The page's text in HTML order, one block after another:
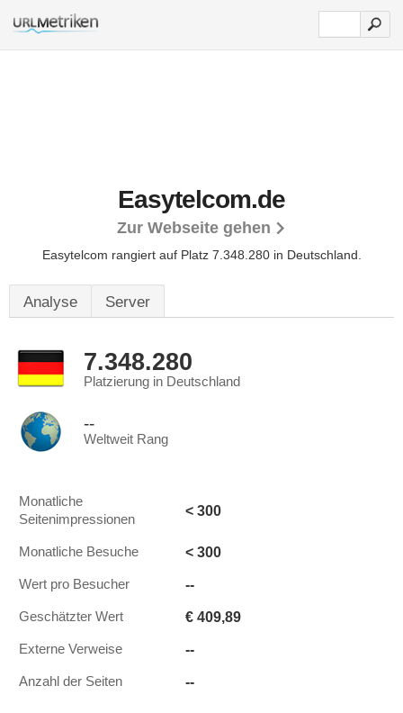
Easytelcom.de
Zur Webseite gehen
Easytelcom rangiert auf Platz 7.348.280 in Deutschland.
Analyse Server
7.348.280
Platzierung in Deutschland
--
Weltweit Rang
Monatliche
Seitenimpressionen
< 300
Monatliche Besuche < 300
Wert pro Besucher --
Geschätzter Wert € 409,89
Externe Verweise --
Anzahl der Seiten --